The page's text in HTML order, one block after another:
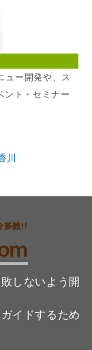
ュー開発や、ス
ント・セミナー
川
しないよう開
イドするため